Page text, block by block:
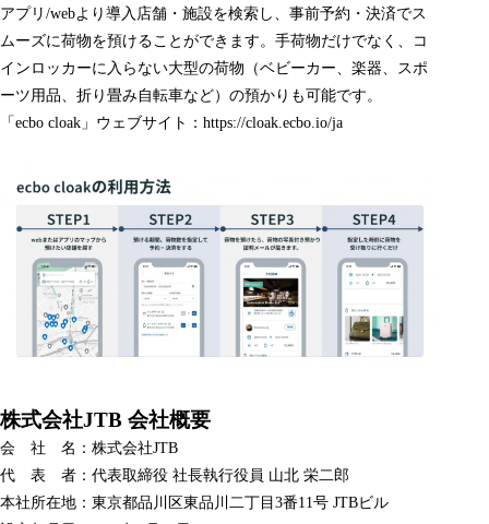
アプリ/webより導入店舗・施設を検索し、事前予約・決済でス
ムーズに荷物を預けることができます。手荷物だけでなく、コ
インロッカーに入らない大型の荷物（ベビーカー、楽器、スポ
ーツ用品、折り畳み自転車など）の預かりも可能です。
「ecbo cloak」ウェブサイト： https://cloak.ecbo.io/ja
株式会社JTB 会社概要
会 社 名：株式会社JTB
代 表 者：代表取締役 社長執行役員 山北 栄二郎
本社所在地：東京都品川区東品川二丁目3番11号 JTBビル